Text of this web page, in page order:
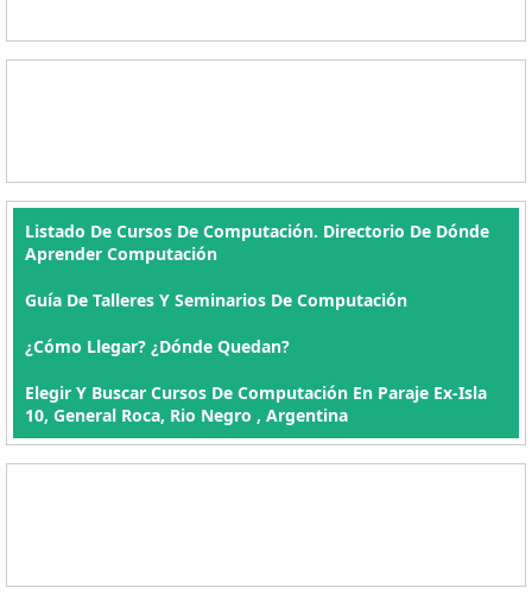
Listado De Cursos De Computación. Directorio De Dónde
Aprender Computación
Guía De Talleres Y Seminarios De Computación
¿Cómo Llegar? ¿Dónde Quedan?
Elegir Y Buscar Cursos De Computación En Paraje Ex-Isla
10, General Roca, Rio Negro , Argentina